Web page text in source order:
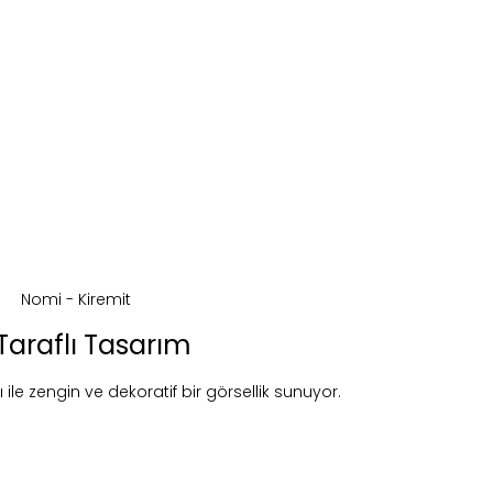
Tasarım
ile zengin ve dekoratif bir görsellik sunuyor.